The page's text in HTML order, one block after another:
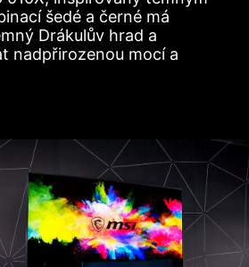
šedé a černé má
Drákulův hrad a
nadpřirozenou mocí a